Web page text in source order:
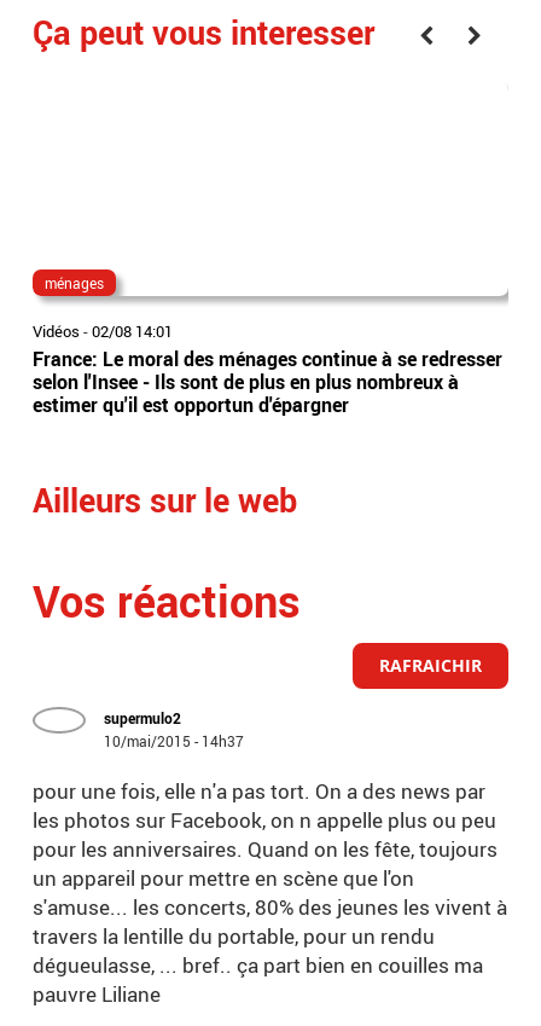
Ça peut vous interesser
ménages
Vidéos -02/08 14:01
France: Le moral des ménages continue à se redresser
selon l'Insee - Ils sont de plus en plus nombreux à
estimer qu'il est opportun d'épargner
Ailleurs sur le web
Vos réactions
RAFRAICHIR
supermulo2
10/mai/2015 - 14h37
pour une fois, elle n'a pas tort. On a des news par
les photos sur Facebook, on n appelle plus ou peu
pour les anniversaires. Quand on les fête, toujours
un appareil pour mettre en scène que l'on
s'amuse... les concerts, 80% des jeunes les vivent à
travers la lentille du portable, pour un rendu
dégueulasse, ... bref.. ça part bien en couilles ma
pauvre Liliane